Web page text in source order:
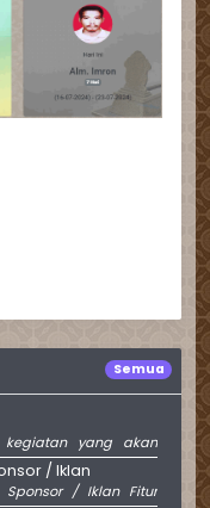
Semua
yang akan
keluarga sekaligus
Gallery diklasisikasi
/ Iklan
Sponsor / Iklan Fitur